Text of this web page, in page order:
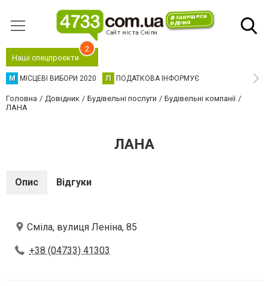
Наші спецпроєкти
2
М МІСЦЕВІ ВИБОРИ 2020 П ПОДАТКОВА ІНФОРМУЄ
Головна Довідник Будівельні послуги
Будівельні компанії
ЛАНА
ЛАНА
Опис Відгуки
Сміла, вулиця Леніна, 85
+38 (04733) 41303